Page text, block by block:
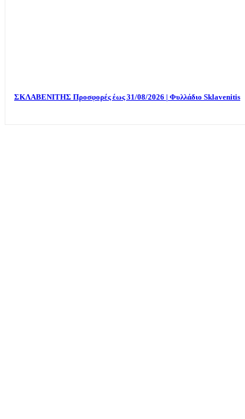
ΣΚΛΑΒΕΝΙΤΗΣ Προσφορές έως 31/08/2026 | Φυλλάδιο Sklavenitis